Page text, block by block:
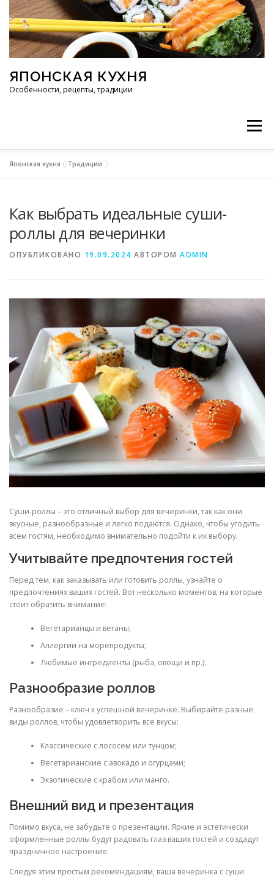
Перейти к содержимому
ЯПОНСКАЯ КУХНЯ
Особенности, рецепты, традиции
Меню
РЕЦЕПТЫ ТРАДИЦИИ СТАТЬИ
Японская кухня »Традиции
Как выбрать идеальные суши-
роллы для вечеринки
ОПУБЛИКОВАНО 19.09.2024 АВТОРОМ ADMIN
Суши-роллы – это отличный выбор для вечеринки, так как они
вкусные, разнообразные и легко подаются. Однако, чтобы угодить
всем гостям, необходимо внимательно подойти к их выбору.
Учитывайте предпочтения гостей
Перед тем, как заказывать или готовить роллы, узнайте о
предпочтениях ваших гостей. Вот несколько моментов, на которые
стоит обратить внимание:
Вегетарианцы и веганы;
Аллергии на морепродукты;
Любимые ингредиенты (рыба, овощи и пр.).
Разнообразие роллов
Разнообразие – ключ к успешной вечеринке. Выбирайте разные
виды роллов, чтобы удовлетворить все вкусы:
Классические с лососем или тунцом;
Вегетарианские с авокадо и огурцами;
Экзотические с крабом или манго.
Внешний вид и презентация
Помимо вкуса, не забудьте о презентации. Яркие и эстетически
оформленные роллы будут радовать глаз ваших гостей и создадут
праздничное настроение.
Следуя этим простым рекомендациям, ваша вечеринка с суши